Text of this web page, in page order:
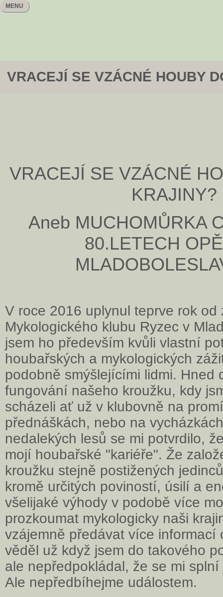
MENU
VRACEJÍ SE VZÁCNÉ HOUBY
VRACEJÍ SE VZÁCNÉ
KRAJINY?
Aneb MUCHOMŮRKA
80.LETECH
V roce 2016 uplynul teprve rok od
Mykologického klubu Ryzec v
jsem ho především kvůli vlastní
houbařských a mykologických
podobně smýšlejícími lidmi. Hned
fungování našeho kroužku, kdy
scházeli ať už v klubovně na
přednáškách, nebo na
nedalekých lesů se mi potvrdilo,
mojí houbařské "kariéře". Že
kroužku stejně postižených
kromě určitých poviností, úsilí a
všelijaké výhody v podobě více
prozkoumat mykologicky naši
vzájemně předávat více informací
věděl už když jsem do takového
ale nepředpokládal, že se mi
Ale nepředbíhejme událostem.